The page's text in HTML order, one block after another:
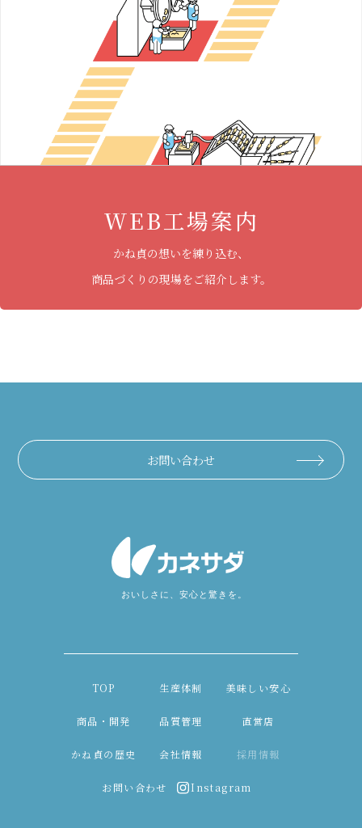
WEB工場案内
かね貞の想いを練り込む、
商品づくりの現場をご紹介します。
お問い合わせ
TOP 生産体制 美味しい安心
商品・開発 品質管理 直営店
かね貞の歴史 会社情報 採用情報
お問い合わせ Instagram